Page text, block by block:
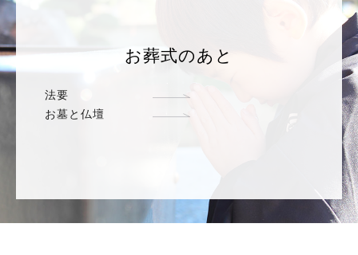
お葬式のあと
法要
お墓と仏壇